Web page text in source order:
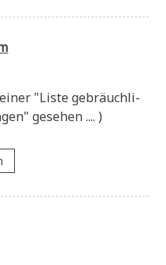
"Liste gebräuch­li­
gesehen .... )